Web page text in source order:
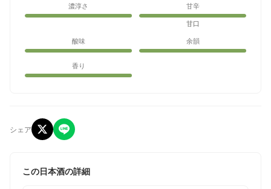
濃淳さ 甘辛
甘口
酸味 余韻
香り
シェア
この日本酒の詳細